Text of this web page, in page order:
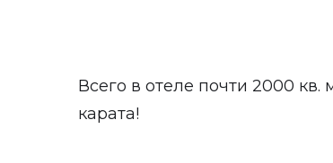
Всего в отеле почти 2000
карата!